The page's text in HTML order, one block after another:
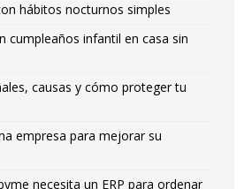
hábitos nocturnos simples
cumpleaños infantil en casa sin
causas y cómo proteger tu
empresa para mejorar su
necesita un ERP para ordenar